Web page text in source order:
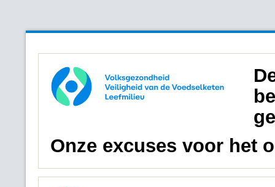
Onze excuses voor het